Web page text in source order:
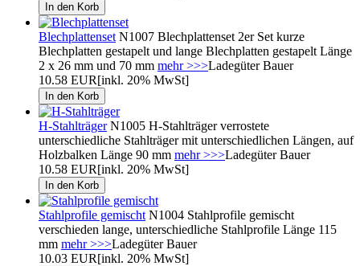
Blechplattenset N1007 Blechplattenset 2er Set kurze
Blechplatten gestapelt und lange Blechplatten gestapelt Länge
2 x 26 mm und 70 mm mehr >>>Ladegüter Bauer
10.58 EUR[inkl. 20% MwSt]
H-StahlträgerN1005 H-Stahlträger verrostete
unterschiedliche Stahlträger mit unterschiedlichen Längen, auf
Holzbalken Länge 90 mm mehr >>>Ladegüter Bauer
10.58 EUR[inkl. 20% MwSt]
Stahlprofile gemischt N1004 Stahlprofile gemischt
verschieden lange, unterschiedliche Stahlprofile Länge 115
mm mehr >>>Ladegüter Bauer
10.03 EUR[inkl. 20% MwSt]